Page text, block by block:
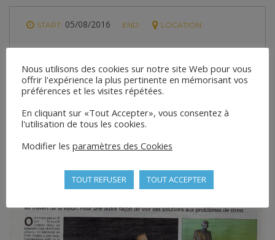
START: 05/08/2016 END: LOCATION:
JOIN!
Nous utilisons des cookies sur notre site Web pour vous
offrir l'expérience la plus pertinente en mémorisant vos
préférences et les visites répétées.
En cliquant sur «Tout Accepter», vous consentez à
l'utilisation de tous les cookies.
Modifier les paramètres des Cookies
TOUT REFUSER TOUT ACCEPTER